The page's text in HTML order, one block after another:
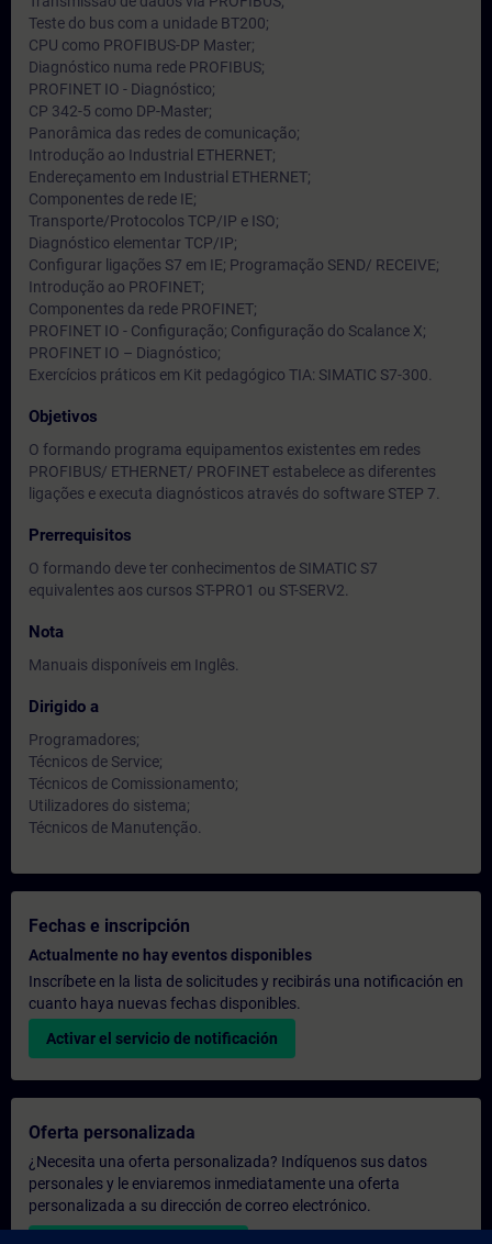
Teste do bus com a unidade BT200;
CPU como PROFIBUS-DP Master;
Diagnóstico numa rede PROFIBUS;
PROFINET IO - Diagnóstico;
CP 342-5 como DP-Master;
Panorâmica das redes de comunicação;
Introdução ao Industrial ETHERNET;
Endereçamento em Industrial ETHERNET;
Componentes de rede IE;
Transporte/Protocolos TCP/IP e ISO;
Diagnóstico elementar TCP/IP;
Configurar ligações S7 em IE; Programação SEND/ RECEIVE;
Introdução ao PROFINET;
Componentes da rede PROFINET;
PROFINET IO - Configuração; Configuração do Scalance X;
PROFINET IO – Diagnóstico;
Exercícios práticos em Kit pedagógico TIA: SIMATIC S7-300.
Objetivos
O formando programa equipamentos existentes em redes
PROFIBUS/ ETHERNET/ PROFINET estabelece as diferentes
ligações e executa diagnósticos através do software STEP 7.
Prerrequisitos
O formando deve ter conhecimentos de SIMATIC S7
equivalentes aos cursos ST-PRO1 ou ST-SERV2.
Nota
Manuais disponíveis em Inglês.
Dirigido a
Programadores;
Técnicos de Service;
Técnicos de Comissionamento;
Utilizadores do sistema;
Técnicos de Manutenção.
Fechas e inscripción
Actualmente no hay eventos disponibles
Inscríbete en la lista de solicitudes y recibirás una notificación en
cuanto haya nuevas fechas disponibles.
Activar el servicio de notificación
Oferta personalizada
¿Necesita una oferta personalizada? Indíquenos sus datos
personales y le enviaremos inmediatamente una oferta
personalizada a su dirección de correo electrónico.